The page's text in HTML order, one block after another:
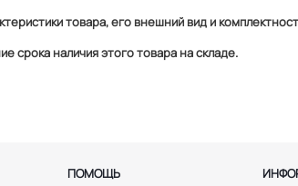
товара, его внешний вид и
срока наличия этого товара на складе.
ПОМОЩЬ